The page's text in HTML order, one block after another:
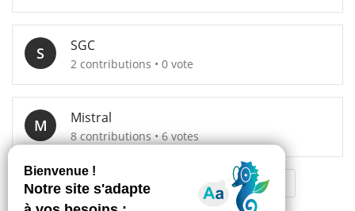
S SGC
2 contributions • 0 vote
M Mistral
8 contributions • 6 votes
« ‹ 4 5 7 8 ›